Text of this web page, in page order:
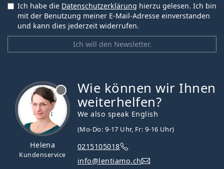
Ich will den Newsletter.
Ich habe die Datenschutzerklärung hierzu gelesen. Ich bin
mit der Benutzung meiner E-Mail-Adresse einverstanden
und kann dies jederzeit widerrufen.
Helena
Kundenservice
Wie können wir Ihnen
weiterhelfen?
We also speak English
(Mo-Do: 9-17 Uhr, Fr: 9-16 Uhr)
0215105018
info@lentiamo.ch